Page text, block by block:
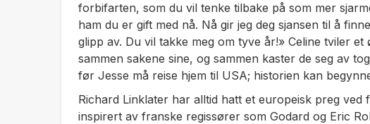
forbifarten, som du vil tenke tilbake på som mer
ham du er gift med nå. Nå gir jeg deg sjansen til å
glipp av. Du vil takke meg om tyve år!» Celine tviler
sammen sakene sine, og sammen kaster de seg av
før Jesse må reise hjem til USA; historien kan
Richard Linklater har alltid hatt et europeisk preg ved
inspirert av franske regissører som Godard og Eric